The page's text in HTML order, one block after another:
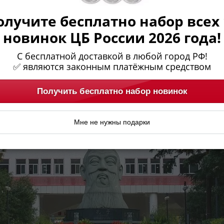
бесплатно набор всех
новинок ЦБ России 2026 года!
С бесплатной доставкой в любой город РФ!
✅ являются законным платёжным средством
Получить бесплатно набор новинок
Мне не нужны подарки